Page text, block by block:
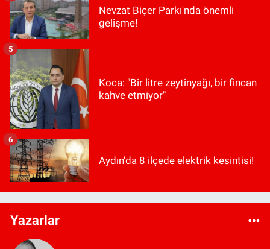
Nevzat Biçer Parkı'nda önemli
gelişme!
Koca: "Bir litre zeytinyağı, bir fincan
kahve etmiyor"
5
Aydın’da 8 ilçede elektrik kesintisi!
6
Yazarlar